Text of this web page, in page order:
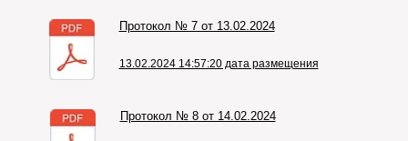
Протокол № 7 от 13.02.2024
13.02.2024 14:57:20 дата размещения
Протокол № 8 от 14.02.2024